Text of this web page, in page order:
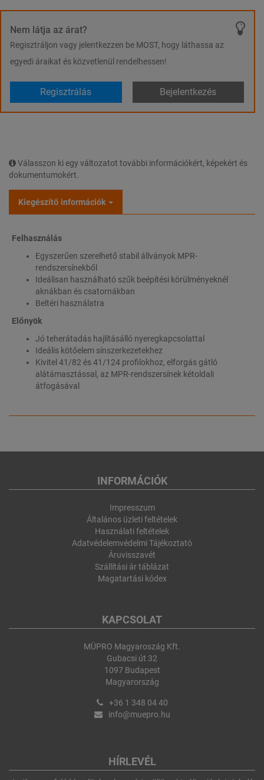
Nem látja az árat?
Regisztráljon vagy jelentkezzen be MOST, hogy láthassa az
egyedi áraikat és közvetlenül rendelhessen!
Regisztrálás Bejelentkezés
Válasszon ki egy változatot további információkért, képekért és
dokumentumokért.
Kiegészítő információk
Felhasználás
Egyszerűen szerelhető stabil állványok MPR-
rendszersínekből
Ideálisan használható szűk beépítési körülményeknél
aknákban és csatornákban
Beltéri használatra
Előnyök
Jó teherátadás hajlításálló nyeregkapcsolattal
Ideális kötőelem sínszerkezetekhez
Kivitel 41/82 és 41/124 profilokhoz, elforgás gátló
alátámasztással, az MPR-rendszersínek kétoldali
átfogásával
INFORMÁCIÓK
Impresszum
Általános üzleti feltételek
Használati feltételek
Adatvédelemvédelmi Tájékoztató
Áruvisszavét
Szállítási ár táblázat
Magatartási kódex
KAPCSOLAT
MÜPRO Magyaroszág Kft.
Gubacsi út 32
1097 Budapest
Magyarország
+36 1 348 04 40
info@muepro.hu
HÍRLEVÉL